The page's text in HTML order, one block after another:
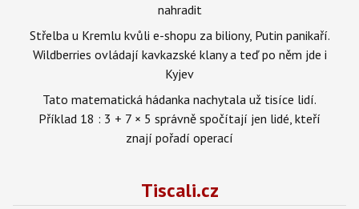
nahradit
Střelba u Kremlu kvůli e-shopu za biliony, Putin panikaří.
Wildberries ovládají kavkazské klany a teď po něm jde i
Kyjev
Tato matematická hádanka nachytala už tisíce lidí.
Příklad 18 : 3 + 7 × 5 správně spočítají jen lidé, kteří
znají pořadí operací
Tiscali.cz